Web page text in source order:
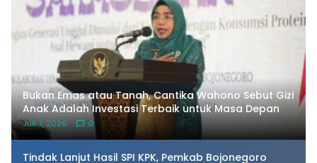
Bukan Emas atau Tanah, Cantika Wahono Sebut Gizi
Anak Adalah Investasi Terbaik untuk Masa Depan
Juli 7, 2026 0
Tindak Lanjut Hasil SPI KPK, Pemkab Bojonegoro